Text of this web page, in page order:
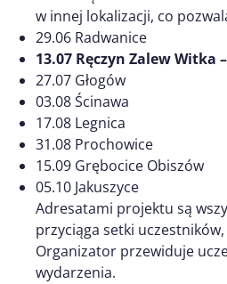
w innej lokalizacji, co
29.06 Radwanice
13.07 Ręczyn Zalew Witka
27.07 Głogów
03.08 Ścinawa
17.08 Legnica
31.08 Prochowice
15.09 Grębocice Obiszów
05.10 Jakuszyce
Adresatami projektu są
przyciąga setki
Organizator przewiduje
wydarzenia.